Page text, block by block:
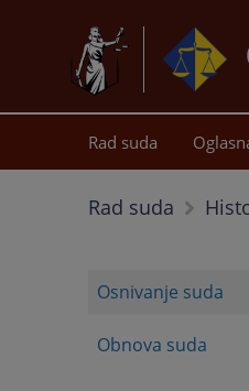
Rad suda
Rad suda
Osnivanje suda
Obnova suda